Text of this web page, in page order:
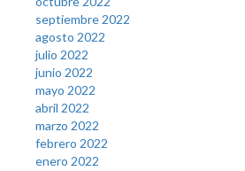
septiembre 2022
agosto 2022
julio 2022
junio 2022
mayo 2022
abril 2022
marzo 2022
febrero 2022
enero 2022